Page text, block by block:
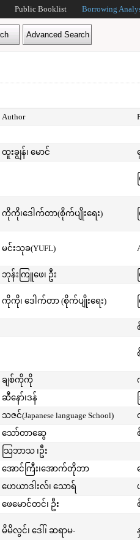
Public Booklist Borrowing
Author
ထူးချွန်၊ မောင်
ကိုကို၊ဒေါက်တာ(စိုက်ပျိုးရေး)
မင်းသုခ(YUFL)
ဘုန်းကြူဖေ၊ ဦး
ကိုကို၊ ဒေါက်တာ (စိုက်ပျိုးရေး)
ချစ်ကိုကို
ဆီနော်၊ဒန်
သဇင်(Japanese language School)
သော်တာဆွေ
သြဘာသ ၊ဦး
အောင်ကြီး၊အောက်တိုဘာ
ဟေယာဒါးလ်၊ သောရ်
ဖေမောင်တင်၊ ဦး
မိမိလွင်၊ ဒေါ်၊ ဆရာမ-